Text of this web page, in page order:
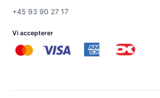
+45 93 90 27 17
Vi accepterer